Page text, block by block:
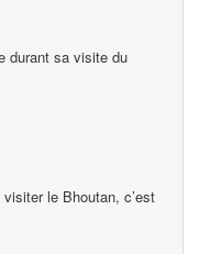
durant sa visite du
le Bhoutan, c’est